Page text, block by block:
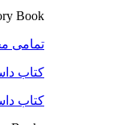
Book
تمامی
کتاب
کتاب